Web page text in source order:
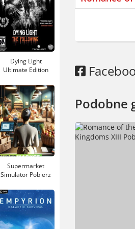
RAM:
Gra to
hierarchię
przez
Jeśli
teren ma
Gra
Podobne
Dying Light
Ultimate Edition
Supermarket
Simulator Pobierz